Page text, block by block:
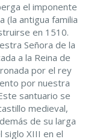
el imponente
(la antigua familia
en 1510.
Señora de la
a la Reina de
por el rey
por nuestra
santuario se
medieval,
de su larga
siglo XIII en el